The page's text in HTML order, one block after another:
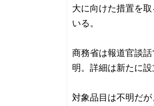
大に向けた措置を
いる。
商務省は報道官談
明。詳細は新たに
対象品目は不明だ